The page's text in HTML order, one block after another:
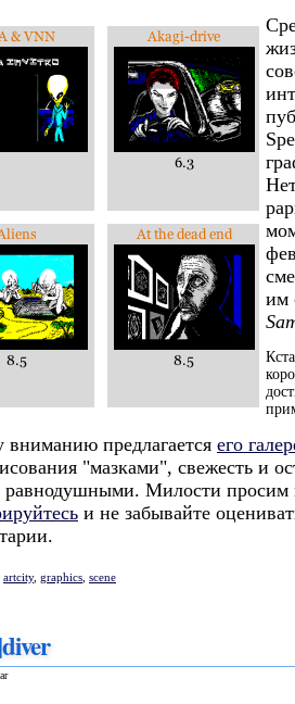
им
предлагается его
"мазками", свежесть и
равнодушными. Милости просим
и не забывайте
artcity, graphics scene